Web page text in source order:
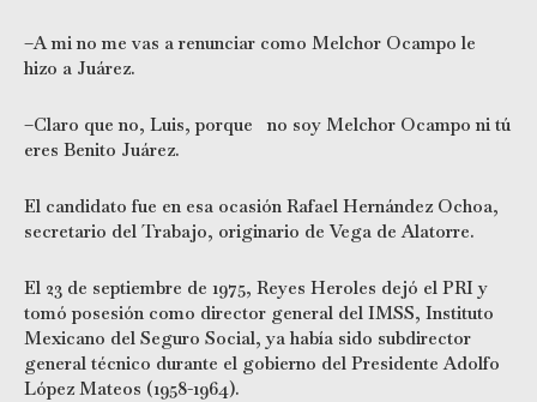
–A mi no me vas a renunciar como Melchor Ocampo le
hizo a Juárez.
–Claro que no, Luis, porque no soy Melchor Ocampo ni tú
eres Benito Juárez.
El candidato fue en esa ocasión Rafael Hernández Ochoa,
secretario del Trabajo, originario de Vega de Alatorre.
El 23 de septiembre de 1975, Reyes Heroles dejó el PRI y
tomó posesión como director general del IMSS, Instituto
Mexicano del Seguro Social, ya había sido subdirector
general técnico durante el gobierno del Presidente Adolfo
López Mateos (1958-1964).